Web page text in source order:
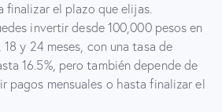
finalizar el plazo que elijas.
invertir desde 100,000 pesos en
y 24 meses, con una tasa de
16.5%, pero también depende de
pagos mensuales o hasta finalizar el